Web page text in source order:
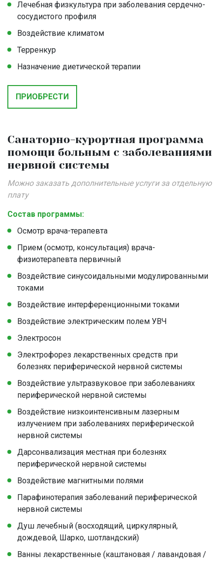
Лечебная физкультура при заболевания сердечно-
сосудистого профиля
Воздействие климатом
Терренкур
Назначение диетической терапии
ПРИОБРЕСТИ
Санаторно-курортная программа
помощи больным с заболеваниями
нервной системы
Можно заказать дополнительные услуги за отдельную
плату
Состав программы:
Осмотр врача-терапевта
Прием (осмотр, консультация) врача-
физиотерапевта первичный
Воздействие синусоидальными модулированными
токами
Воздействие интерференционными токами
Воздействие электрическим полем УВЧ
Электросон
Электрофорез лекарственных средств при
болезнях периферической нервной системы
Воздействие ультразвуковое при заболеваниях
периферической нервной системы
Воздействие низкоинтенсивным лазерным
излучением при заболеваниях периферической
нервной системы
Дарсонвализация местная при болезнях
периферической нервной системы
Воздействие магнитными полями
Парафинотерапия заболеваний периферической
нервной системы
Душ лечебный (восходящий, циркулярный,
дождевой, Шарко, шотландский)
Ванны лекарственные (каштановая / лавандовая /